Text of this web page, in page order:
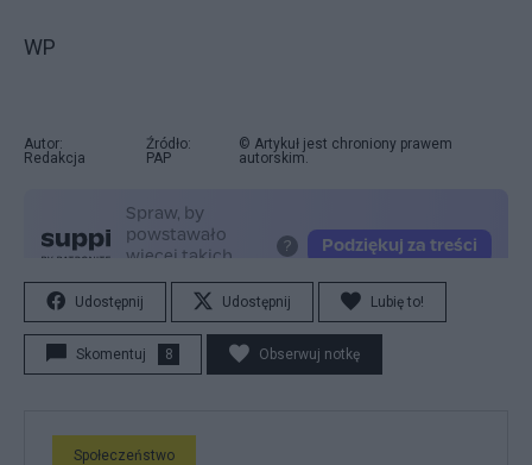
WP
Autor:
Redakcja
Źródło:
PAP
© Artykuł jest chroniony prawem
autorskim.
Udostępnij Udostępnij Lubię to!
Skomentuj 8 Obserwuj notkę
Społeczeństwo